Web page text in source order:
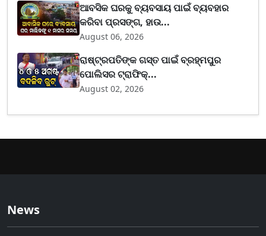
ଆବସିକ ଘରକୁ ବ୍ୟବସାୟ ପାଇଁ ବ୍ୟବହାର
କରିବା ପ୍ରସଙ୍ଗ, ହାଉ...
August 06, 2026
ରାଷ୍ଟ୍ରପତିଙ୍କ ଗସ୍ତ ପାଇଁ ବ୍ରହ୍ମପୁର
ପୋଲିସର ଟ୍ରାଫିକ୍...
August 02, 2026
News